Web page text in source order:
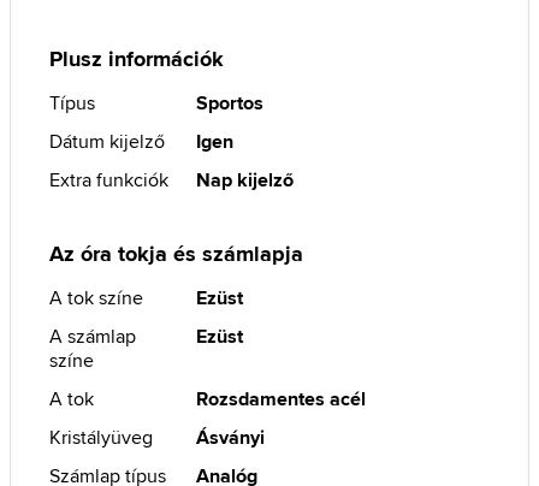
Plusz információk
Típus
Sportos
Dátum kijelző
Igen
Extra funkciók
Nap kijelző
Az óra tokja és számlapja
A tok színe
Ezüst
A számlap
színe
Ezüst
A tok
Rozsdamentes acél
Kristályüveg
Ásványi
Számlap típus
Analóg